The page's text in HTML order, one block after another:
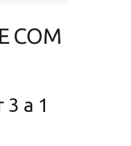
COM
a 1